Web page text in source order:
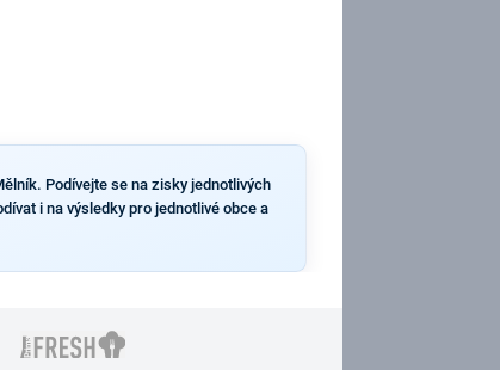
Podívejte se na zisky jednotlivých
i na výsledky pro jednotlivé obce a